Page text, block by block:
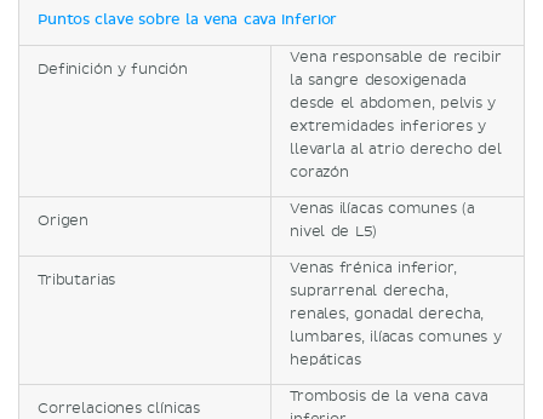
Puntos clave sobre la vena cava inferior
Definición y función
Vena responsable de recibir
la sangre desoxigenada
desde el abdomen, pelvis y
extremidades inferiores y
llevarla al atrio derecho del
corazón
Origen
Venas ilíacas comunes (a
nivel de L5)
Tributarias
Venas frénica inferior,
suprarrenal derecha,
renales, gonadal derecha,
lumbares, ilíacas comunes y
hepáticas
Correlaciones clínicas
Trombosis de la vena cava